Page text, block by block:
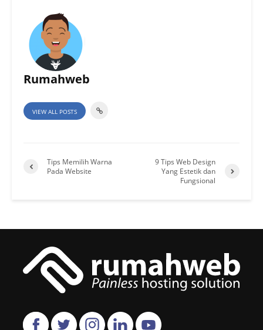
Rumahweb
VIEW ALL POSTS
Tips Memilih Warna
Pada Website
9 Tips Web Design
Yang Estetik dan
Fungsional